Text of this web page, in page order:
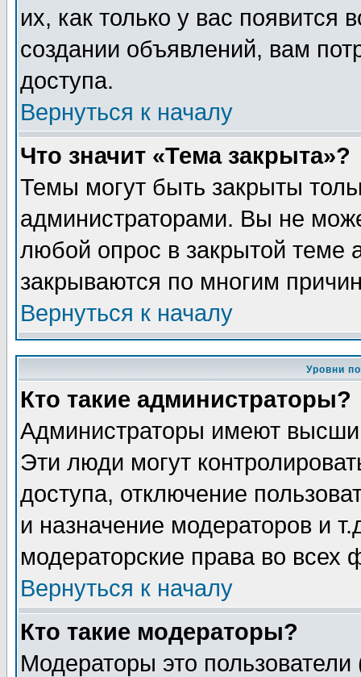
их, как только у вас появится
создании объявлений, вам
доступа.
Вернуться к началу
Что значит «Тема закрыта»?
Темы могут быть закрыты
администраторами. Вы не
любой опрос в закрытой теме
закрываются по многим
Вернуться к началу
Уровни
Кто такие администраторы?
Администраторы имеют
Эти люди могут
доступа, отключение
и назначение модераторов и
модераторские права во всех
Вернуться к началу
Кто такие модераторы?
Модераторы это